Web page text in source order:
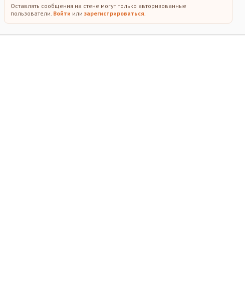
Оставлять сообщения на стене могут только авторизованные
пользователи. Войти или зарегистрироваться.